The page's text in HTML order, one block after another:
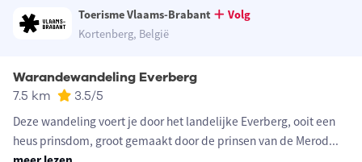
Toerisme Vlaams-Brabant
Volg
Kortenberg, België
Warandewandeling Everberg
7.5 km 3.5/5
Deze wandeling voert je door het landelijke Everberg, ooit een
heus prinsdom, groot gemaakt door de prinsen van de Merod...